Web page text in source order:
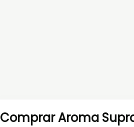
Comprar Aroma